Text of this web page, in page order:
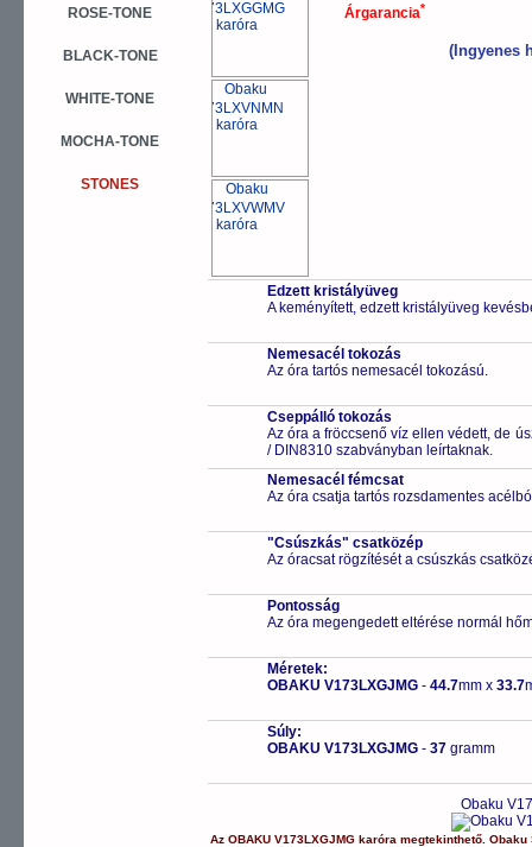
ROSE-TONE
BLACK-TONE
WHITE-TONE
MOCHA-TONE
STONES
Árgarancia*
(Ingyenes
Edzett kristályüveg
A keményített, edzett kristályüveg
Nemesacél tokozás
Az óra tartós nemesacél tokozású.
Cseppálló tokozás
Az óra a fröccsenő víz ellen védett, de
/ DIN8310 szabványban leírtaknak.
Nemesacél fémcsat
Az óra csatja tartós rozsdamentes
"Csúszkás" csatközép
Az óracsat rögzítését a csúszkás
Pontosság
Az óra megengedett eltérése normál
Méretek:
OBAKU V173LXGJMG - 44.7mm x 33.7
Súly:
OBAKU V173LXGJMG - 37 gramm
Obaku
AzOBAKU V173LXGJMG karóra megtekinthető.Obaku